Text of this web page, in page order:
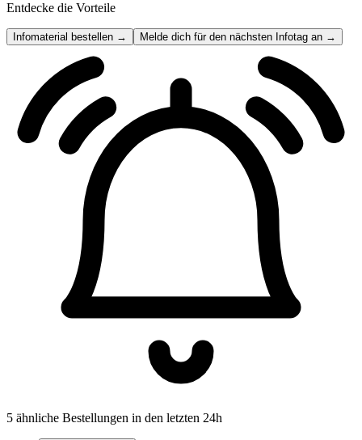
Entdecke die Vorteile
Infomaterial bestellen → Melde dich für den nächsten Infotag an →
5 ähnliche Bestellungen in den letzten 24h